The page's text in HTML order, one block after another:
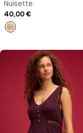
Nuisette
40,00 €
Imprimé